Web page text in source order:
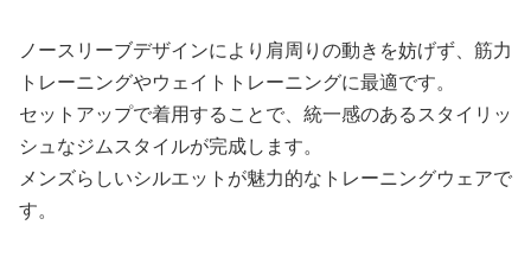
ノースリーブデザインにより肩周りの動きを妨げず、筋力
トレーニングやウェイトトレーニングに最適です。
セットアップで着用することで、統一感のあるスタイリッ
シュなジムスタイルが完成します。
メンズらしいシルエットが魅力的なトレーニングウェアで
す。